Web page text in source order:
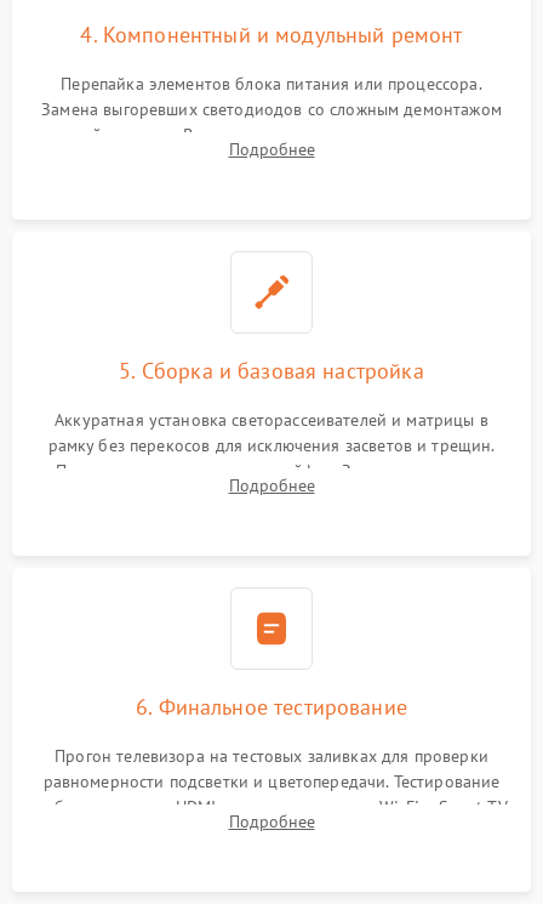
4. Компонентный и модульный ремонт
Перепайка элементов блока питания или процессора.
Замена выгоревших светодиодов со сложным демонтажом
хрупкой матрицы. Восстановление поврежденных дорожек,
прошивка микросхем памяти EEPROM
Подробнее
5. Сборка и базовая настройка
Аккуратная установка светорассеивателей и матрицы в
рамку без перекосов для исключения засветов и трещин.
Подключение внутренних шлейфов. Закрытие корпуса.
Сброс настроек и обновление программного обеспечения.
Подробнее
6. Финальное тестирование
Прогон телевизора на тестовых заливках для проверки
равномерности подсветки и цветопередачи. Тестирование
работы разъемов HDMI, динамиков, модуля Wi-Fi и Smart TV
в рабочем режиме в течение нескольких часов.
Подробнее